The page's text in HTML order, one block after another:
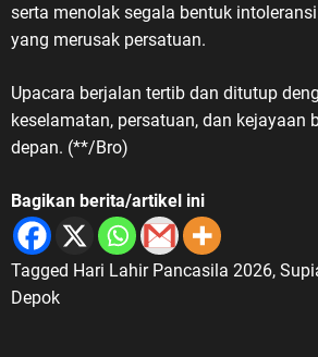
serta menolak segala bentuk
yang merusak persatuan.
Upacara berjalan tertib dan ditutup
keselamatan, persatuan, dan kejayaan
depan. (**/Bro)
Bagikan berita/artikel ini
Tagged Hari Lahir Pancasila 2026,
Depok